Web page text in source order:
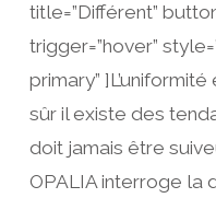
title=”Différent”
trigger=”hover”
primary”
sûr il existe des
doit jamais être
OPALIA interroge la